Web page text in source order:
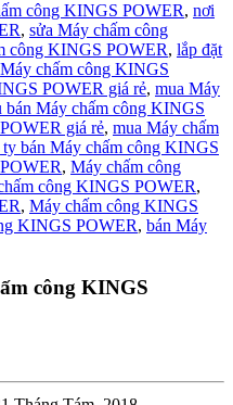
công KINGS POWER, nơi
, sửa Máy chấm công
công KINGS POWER, lắp đặt
Máy chấm công KINGS
POWER giá rẻ, mua Máy
bán Máy chấm công KINGS
giá rẻ, mua Máy chấm
ty bán Máy chấm công KINGS
, Máy chấm công
công KINGS POWER,
, Máy chấm công KINGS
KINGS POWER, bán Máy
công KINGS